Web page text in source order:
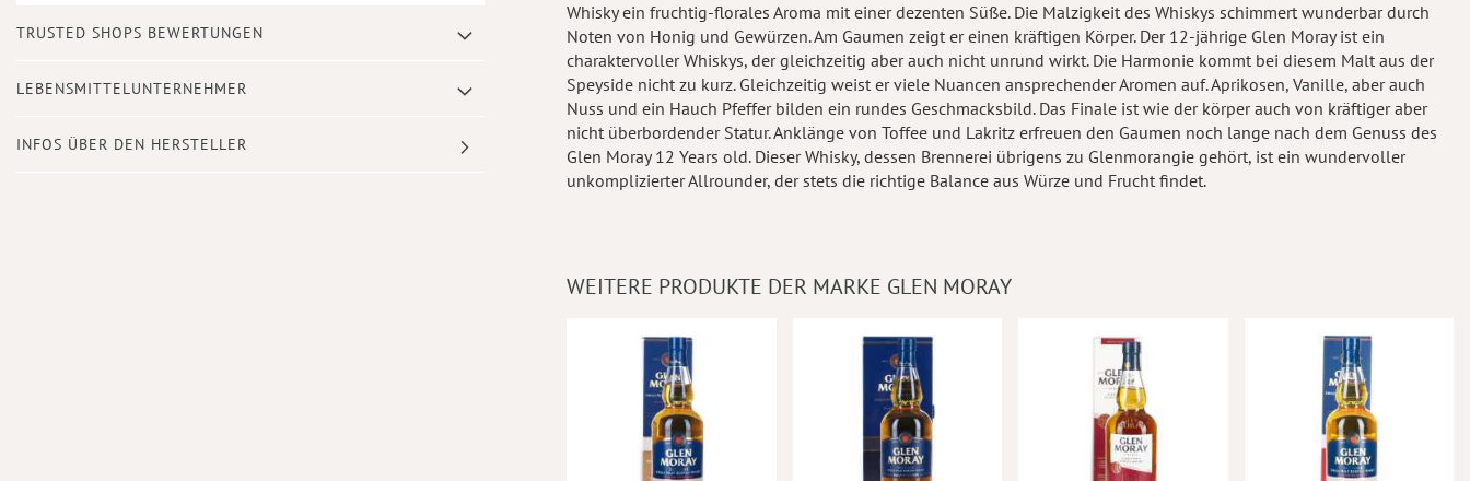
Anfang
Bildergalerie
TRUSTED SHOPS BEWERTUNGEN
LEBENSMITTELUNTERNEHMER
INFOS ÜBER DEN HERSTELLER
Whisky ein fruchtig-florales Aroma mit einer dezenten Süße. Die Malzigkeit des Whiskys schimmert wunderbar durch
Noten von Honig und Gewürzen. Am Gaumen zeigt er einen kräftigen Körper. Der 12-jährige Glen Moray ist ein
charaktervoller Whiskys, der gleichzeitig aber auch nicht unrund wirkt. Die Harmonie kommt bei diesem Malt aus der
Speyside nicht zu kurz. Gleichzeitig weist er viele Nuancen ansprechender Aromen auf. Aprikosen, Vanille, aber auch
Nuss und ein Hauch Pfeffer bilden ein rundes Geschmacksbild. Das Finale ist wie der körper auch von kräftiger aber
nicht überbordender Statur. Anklänge von Toffee und Lakritz erfreuen den Gaumen noch lange nach dem Genuss des
Glen Moray 12 Years old. Dieser Whisky, dessen Brennerei übrigens zu Glenmorangie gehört, ist ein wundervoller
unkomplizierter Allrounder, der stets die richtige Balance aus Würze und Frucht findet.
WEITERE PRODUKTE DER MARKE GLEN MORAY